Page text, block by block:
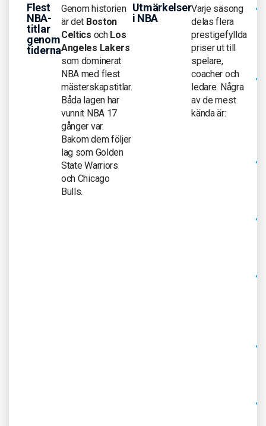
Flest
NBA-
titlar
genom
tiderna
Genom historien
är det Boston
Celtics och Los
Angeles Lakers
som dominerat
NBA med flest
mästerskapstitlar.
Båda lagen har
vunnit NBA 17
gånger var.
Bakom dem följer
lag som Golden
State Warriors
och Chicago
Bulls.
Utmärkelser
i NBA
Varje säsong
delas flera
prestigefyllda
priser ut till
spelare,
coacher och
ledare. Några
av de mest
kända är: